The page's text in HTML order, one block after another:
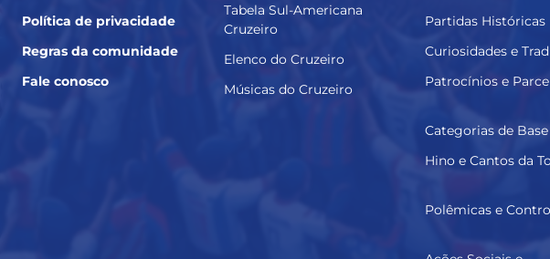
Política de privacidade
Regras da comunidade
Fale conosco
Tabela Sul-Americana
Cruzeiro
Elenco do Cruzeiro
Músicas do Cruzeiro
Partidas Históricas
Curiosidades e
Patrocínios e
Categorias de Base
Hino e Cantos da
Polêmicas e